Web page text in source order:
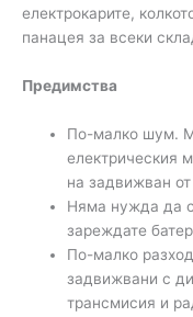
електрокарите,
панацея за всеки
Предимства
По-малко шум.
електрическия
на задвижван
Няма нужда да
зареждате
По-малко
задвижвани с
трансмисия и